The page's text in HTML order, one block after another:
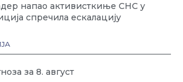
напао активисткиње СНС у
спречила ескалацију
за 8. август